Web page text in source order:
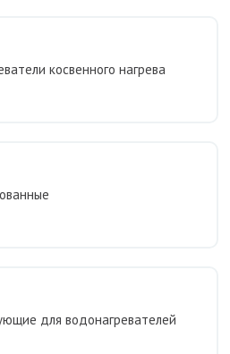
косвенного нагрева
для водонагревателей